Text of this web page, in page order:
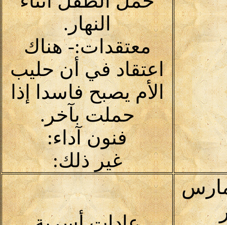
النهار.
معتقدات:- هناك
اعتقاد في أن حليب
الأم يصبح فاسدا إذا
حملت بآخر.
فنون آداء:
غير ذلك: